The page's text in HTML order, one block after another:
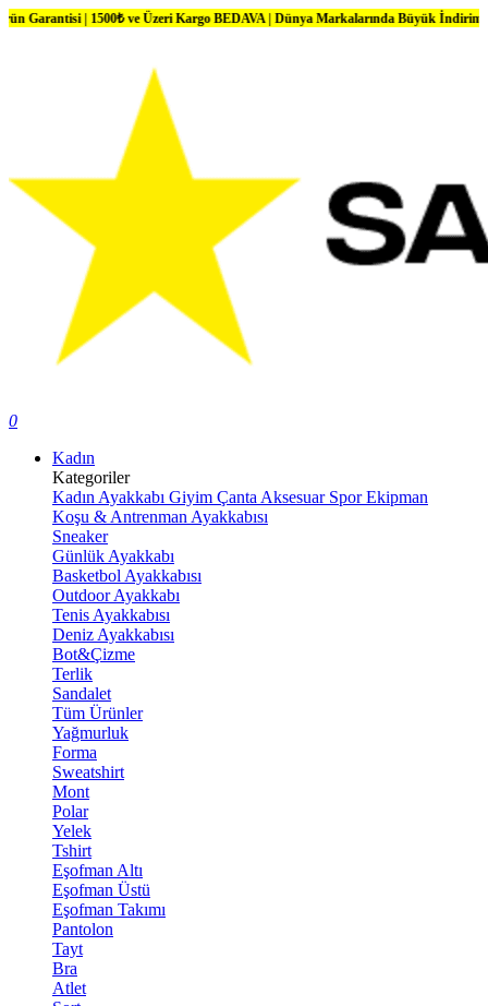
ve Üzeri Kargo BEDAVA | Dünya Markalarında Büyük İndirimler
0
Kadın
Kategoriler
Kadın Ayakkabı Giyim Çanta Aksesuar Spor Ekipman
Koşu & Antrenman Ayakkabısı
Sneaker
Günlük Ayakkabı
Basketbol Ayakkabısı
Outdoor Ayakkabı
Tenis Ayakkabısı
Deniz Ayakkabısı
Bot&Çizme
Terlik
Sandalet
Tüm Ürünler
Yağmurluk
Forma
Sweatshirt
Mont
Polar
Yelek
Tshirt
Eşofman Altı
Eşofman Üstü
Eşofman Takımı
Pantolon
Tayt
Bra
Atlet